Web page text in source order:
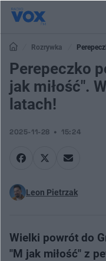
Rozrywka
plan po 20 latach!
Perepeczko
jak miłość".
latach!
2025-11-28 15:24
Leon Pietrzak
Wielki powrót do
"M jak miłość" z